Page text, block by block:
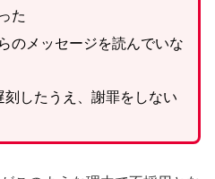
た
のメッセージを読んでいな
したうえ、謝罪をしない